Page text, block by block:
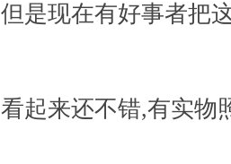
但是现在有好事者把
看起来还不错,有实物